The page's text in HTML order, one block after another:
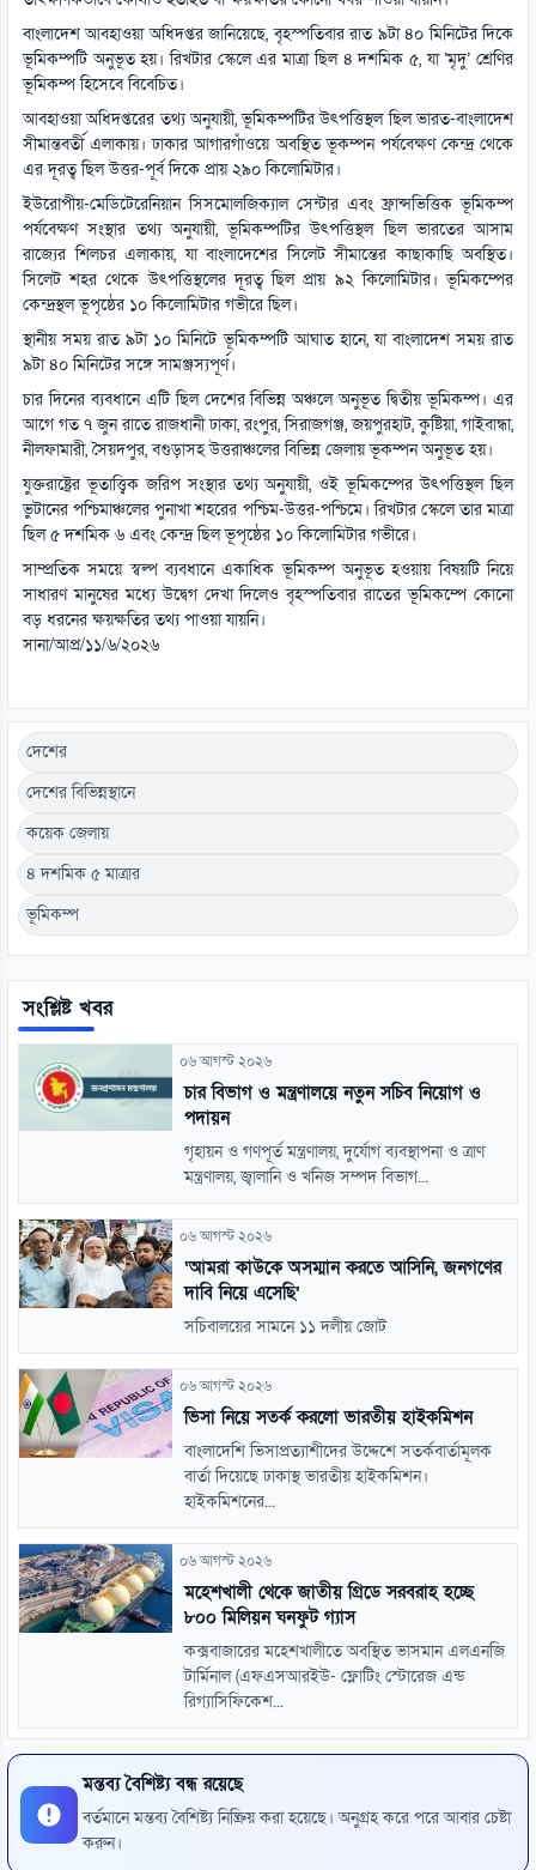
বাংলাদেশ আবহাওয়া অধিদপ্তর জানিয়েছে, বৃহস্পতিবার রাত ৯টা ৪০ মিনিটের দিকে
ভূমিকম্পটি অনুভূত হয়। রিখটার স্কেলে এর মাত্রা ছিল ৪ দশমিক ৫, যা ‘মৃদু’ শ্রেণির
ভূমিকম্প হিসেবে বিবেচিত।
আবহাওয়া অধিদপ্তরের তথ্য অনুযায়ী, ভূমিকম্পটির উৎপত্তিস্থল ছিল ভারত-বাংলাদেশ
সীমান্তবর্তী এলাকায়। ঢাকার আগারগাঁওয়ে অবস্থিত ভূকম্পন পর্যবেক্ষণ কেন্দ্র থেকে
এর দূরত্ব ছিল উত্তর-পূর্ব দিকে প্রায় ২৯০ কিলোমিটার।
ইউরোপীয়-মেডিটেরেনিয়ান সিসমোলজিক্যাল সেন্টার এবং ফ্রান্সভিত্তিক ভূমিকম্প
পর্যবেক্ষণ সংস্থার তথ্য অনুযায়ী, ভূমিকম্পটির উৎপত্তিস্থল ছিল ভারতের আসাম
রাজ্যের শিলচর এলাকায়, যা বাংলাদেশের সিলেট সীমান্তের কাছাকাছি অবস্থিত।
সিলেট শহর থেকে উৎপত্তিস্থলের দূরত্ব ছিল প্রায় ৯২ কিলোমিটার। ভূমিকম্পের
কেন্দ্রস্থল ভূপৃষ্ঠের ১০ কিলোমিটার গভীরে ছিল।
স্থানীয় সময় রাত ৯টা ১০ মিনিটে ভূমিকম্পটি আঘাত হানে, যা বাংলাদেশ সময় রাত
৯টা ৪০ মিনিটের সঙ্গে সামঞ্জস্যপূর্ণ।
চার দিনের ব্যবধানে এটি ছিল দেশের বিভিন্ন অঞ্চলে অনুভূত দ্বিতীয় ভূমিকম্প। এর
আগে গত ৭ জুন রাতে রাজধানী ঢাকা, রংপুর, সিরাজগঞ্জ, জয়পুরহাট, কুষ্টিয়া, গাইবান্ধা,
নীলফামারী, সৈয়দপুর, বগুড়াসহ উত্তরাঞ্চলের বিভিন্ন জেলায় ভূকম্পন অনুভূত হয়।
যুক্তরাষ্ট্রের ভূতাত্ত্বিক জরিপ সংস্থার তথ্য অনুযায়ী, ওই ভূমিকম্পের উৎপত্তিস্থল ছিল
ভুটানের পশ্চিমাঞ্চলের পুনাখা শহরের পশ্চিম-উত্তর-পশ্চিমে। রিখটার স্কেলে তার মাত্রা
ছিল ৫ দশমিক ৬ এবং কেন্দ্র ছিল ভূপৃষ্ঠের ১০ কিলোমিটার গভীরে।
সাম্প্রতিক সময়ে স্বল্প ব্যবধানে একাধিক ভূমিকম্প অনুভূত হওয়ায় বিষয়টি নিয়ে
সাধারণ মানুষের মধ্যে উদ্বেগ দেখা দিলেও বৃহস্পতিবার রাতের ভূমিকম্পে কোনো
বড় ধরনের ক্ষয়ক্ষতির তথ্য পাওয়া যায়নি।
সানা/আপ্র/১১/৬/২০২৬
দেশের
দেশের বিভিন্নস্থানে
কয়েক জেলায়
৪ দশমিক ৫ মাত্রার
ভূমিকম্প
সংশ্লিষ্ট খবর
০৬ আগস্ট ২০২৬
চার বিভাগ ও মন্ত্রণালয়ে নতুন সচিব নিয়োগ ও
পদায়ন
গৃহায়ন ও গণপূর্ত মন্ত্রণালয়, দুর্যোগ ব্যবস্থাপনা ও ত্রাণ
মন্ত্রণালয়, জ্বালানি ও খনিজ সম্পদ বিভাগ...
০৬ আগস্ট ২০২৬
‘আমরা কাউকে অসম্মান করতে আসিনি, জনগণের
দাবি নিয়ে এসেছি’
সচিবালয়ের সামনে ১১ দলীয় জোট
০৬ আগস্ট ২০২৬
ভিসা নিয়ে সতর্ক করলো ভারতীয় হাইকমিশন
বাংলাদেশি ভিসাপ্রত্যাশীদের উদ্দেশে সতর্কবার্তামূলক
বার্তা দিয়েছে ঢাকাস্থ ভারতীয় হাইকমিশন।
হাইকমিশনের...
০৬ আগস্ট ২০২৬
মহেশখালী থেকে জাতীয় গ্রিডে সরবরাহ হচ্ছে
৮০০ মিলিয়ন ঘনফুট গ্যাস
কক্সবাজারের মহেশখালীতে অবস্থিত ভাসমান এলএনজি
টার্মিনাল (এফএসআরইউ- ফ্লোটিং স্টোরেজ এন্ড
রিগ্যাসিফিকেশ...
মন্তব্য বৈশিষ্ট্য বন্ধ রয়েছে
বর্তমানে মন্তব্য বৈশিষ্ট্য নিষ্ক্রিয় করা হয়েছে। অনুগ্রহ করে পরে আবার চেষ্টা
করুন।